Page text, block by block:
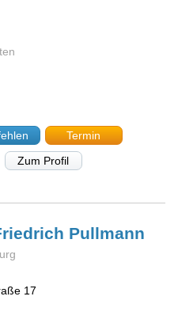
Termin
Zum Profil
Pullmann
17